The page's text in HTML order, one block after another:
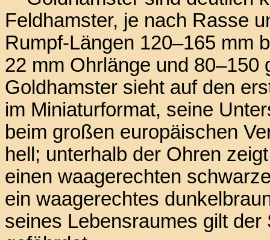
Feldhamster, je nach Rasse
Rumpf-Längen 120–165 mm
22 mm Ohrlänge und
Goldhamster sieht auf den
im Miniaturformat, seine
beim großen europäischen
hell; unterhalb der Ohren
einen waagerechten
ein waagerechtes
seines Lebensraumes gilt